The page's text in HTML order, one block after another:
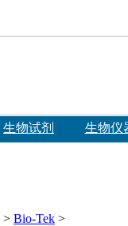
生物试剂 生物仪
> Bio-Tek >